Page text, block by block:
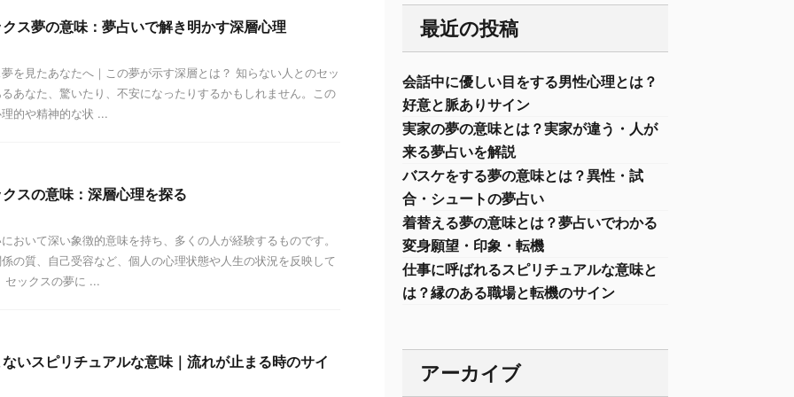
ス夢の意味：夢占いで解き明かす深層心理
を見たあなたへ｜この夢が示す深層とは？ 知らない人とのセッ
あなた、驚いたり、不安になったりするかもしれません。この
的や精神的な状 ...
スの意味：深層心理を探る
おいて深い象徴的意味を持ち、多くの人が経験するものです。
の質、自己受容など、個人の心理状態や人生の状況を反映して
セックスの夢に ...
いスピリチュアルな意味｜流れが止まる時のサイ
最近の投稿
会話中に優しい目をする男性心理とは？
好意と脈ありサイン
実家の夢の意味とは？実家が違う・人が
来る夢占いを解説
バスケをする夢の意味とは？異性・試
合・シュートの夢占い
着替える夢の意味とは？夢占いでわかる
変身願望・印象・転機
仕事に呼ばれるスピリチュアルな意味と
は？縁のある職場と転機のサイン
アーカイブ